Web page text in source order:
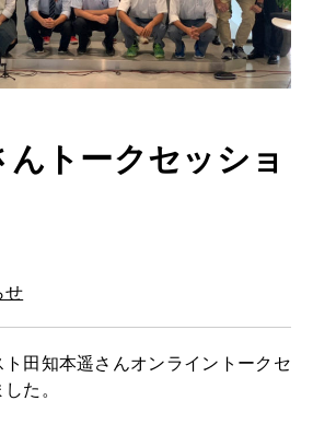
トークセッショ
せ
田知本遥さんオンライントークセ
た。